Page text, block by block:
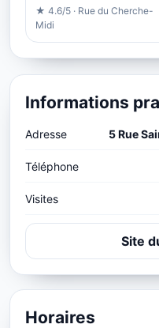
★ 4.6/5 · Rue du Cherche-
Midi
Informations
Adresse 5 Rue
Téléphone
Visites
Site
Horaires